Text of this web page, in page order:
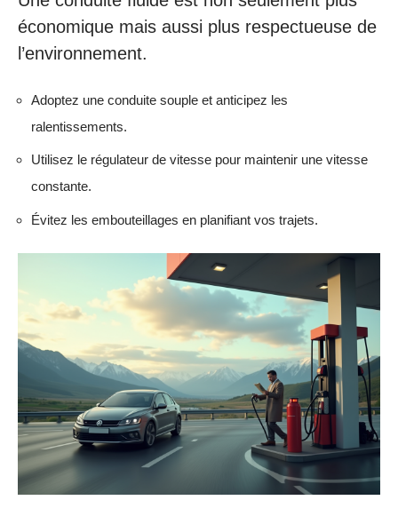
économique mais aussi plus respectueuse de
l’environnement.
Adoptez une conduite souple et anticipez les
ralentissements.
Utilisez le régulateur de vitesse pour maintenir une vitesse
constante.
Évitez les embouteillages en planifiant vos trajets.